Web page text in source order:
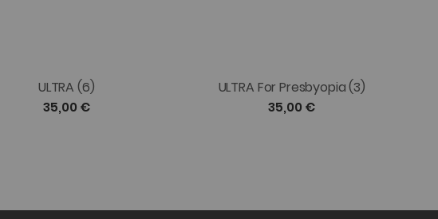
ULTRA (6)
35,00 €
ULTRA For Presbyopia (3)
35,00 €